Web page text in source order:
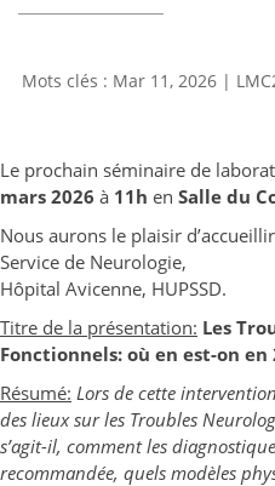
Mar 11, 2026 |
Le prochain séminaire de
mars 2026 à 11h en Salle du
Nous aurons le plaisir
Service de Neurologie,
Hôpital Avicenne, HUPSSD.
Titre de la présentation: Les
Fonctionnels: où en est-on
Résumé: Lors de cette
des lieux sur les Troubles
s’agit-il, comment les
recommandée, quels modèles